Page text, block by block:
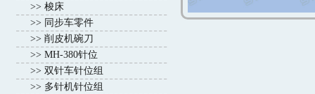
>> 梭床
>> 同步车零件
>> 削皮机碗刀
>> MH-380针位
>> 双针车针位组
>> 多针机针位组